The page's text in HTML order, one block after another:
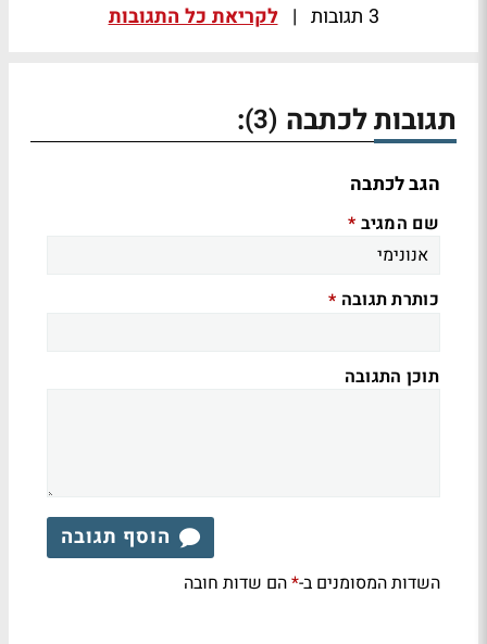
3 תגובות | לקריאת כל התגובות
תגובות לכתבה (3)
:
הגב לכתבה
שם המגיב *
כותרת תגובה *
תוכן התגובה
הוסף תגובה
השדות המסומנים ב-*הם שדות חובה